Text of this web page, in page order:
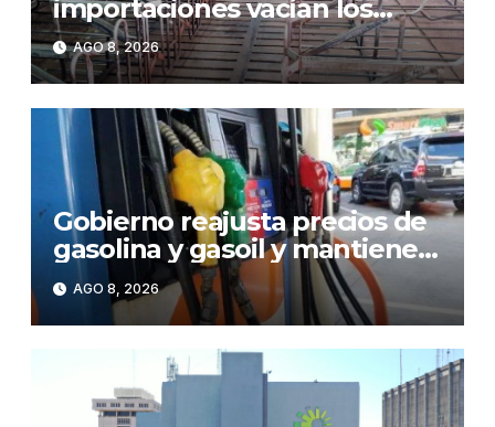
importaciones vacían los
corrales de Monte Adentro en
Licey
AGO 8, 2026
Gobierno reajusta precios de
gasolina y gasoil y mantiene
congelado el GLP
AGO 8, 2026